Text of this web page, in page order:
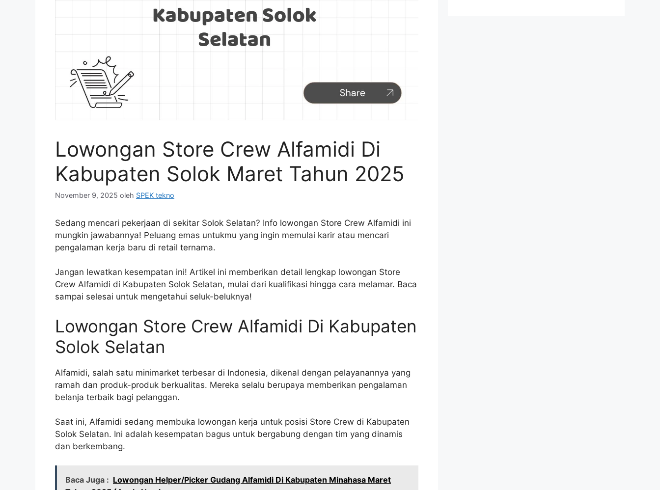
Lowongan Store Crew Alfamidi Di
Kabupaten Solok Maret Tahun 2025
November 9, 2025 oleh SPEK tekno
Sedang mencari pekerjaan di sekitar Solok Selatan? Info lowongan Store Crew Alfamidi ini
mungkin jawabannya! Peluang emas untukmu yang ingin memulai karir atau mencari
pengalaman kerja baru di retail ternama.
Jangan lewatkan kesempatan ini! Artikel ini memberikan detail lengkap lowongan Store
Crew Alfamidi di Kabupaten Solok Selatan, mulai dari kualifikasi hingga cara melamar. Baca
sampai selesai untuk mengetahui seluk-beluknya!
Lowongan Store Crew Alfamidi Di Kabupaten
Solok Selatan
Alfamidi, salah satu minimarket terbesar di Indonesia, dikenal dengan pelayanannya yang
ramah dan produk-produk berkualitas. Mereka selalu berupaya memberikan pengalaman
belanja terbaik bagi pelanggan.
Saat ini, Alfamidi sedang membuka lowongan kerja untuk posisi Store Crew di Kabupaten
Solok Selatan. Ini adalah kesempatan bagus untuk bergabung dengan tim yang dinamis
dan berkembang.
Baca Juga : Lowongan Helper/Picker Gudang Alfamidi Di Kabupaten Minahasa Maret